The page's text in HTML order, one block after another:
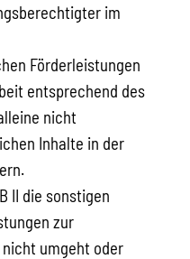
im
Förderleistungen
entsprechend des
nicht
Inhalte in der
II die sonstigen
zur
umgeht oder